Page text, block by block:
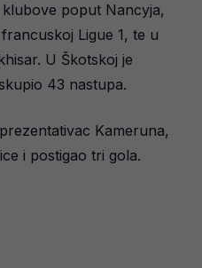
poput Nancyja,
Ligue 1, te u
U Škotskoj je
43 nastupa.
Kameruna,
i postigao tri gola.